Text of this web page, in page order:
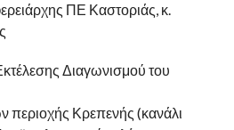
ΠΕ Καστοριάς, κ.
Διαγωνισμού του
περιοχής Κρεπενής (κανάλι